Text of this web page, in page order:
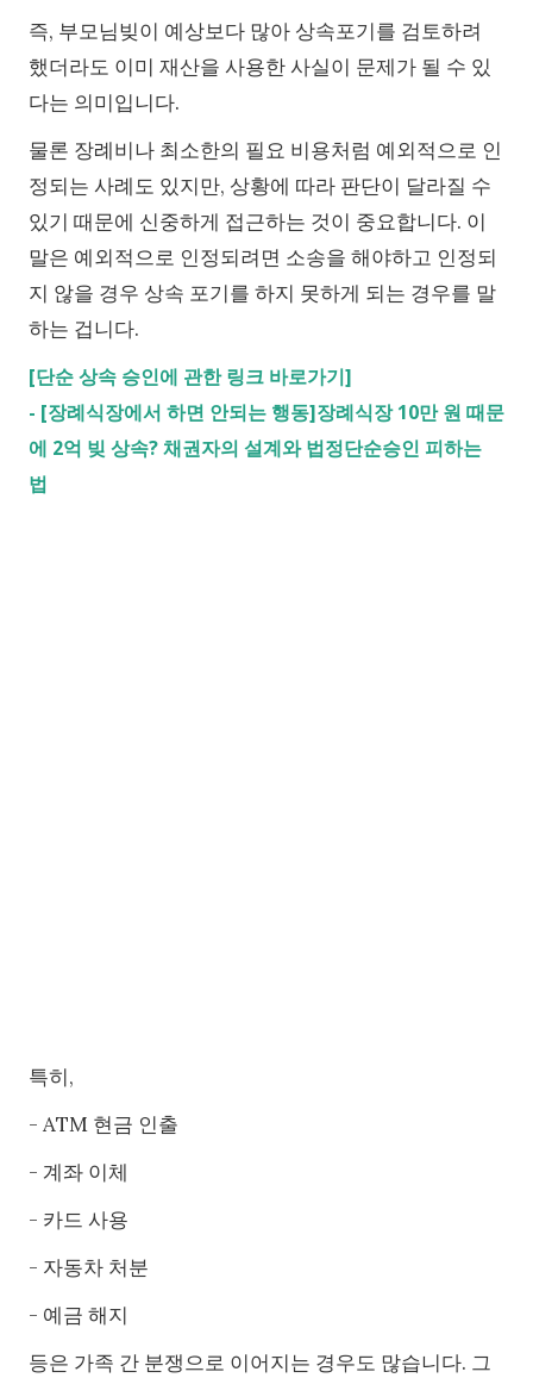
즉, 부모님빚이 예상보다 많아 상속포기를 검토하려
했더라도 이미 재산을 사용한 사실이 문제가 될 수 있
다는 의미입니다.
물론 장례비나 최소한의 필요 비용처럼 예외적으로 인
정되는 사례도 있지만, 상황에 따라 판단이 달라질 수
있기 때문에 신중하게 접근하는 것이 중요합니다. 이
말은 예외적으로 인정되려면 소송을 해야하고 인정되
지 않을 경우 상속 포기를 하지 못하게 되는 경우를 말
하는 겁니다.
[단순 상속 승인에 관한 링크 바로가기]
- [장례식장에서 하면 안되는 행동]장례식장 10만 원 때문
에 2억 빚 상속? 채권자의 설계와 법정단순승인 피하는
법
특히,
- ATM 현금 인출
- 계좌 이체
- 카드 사용
- 자동차 처분
- 예금 해지
등은 가족 간 분쟁으로 이어지는 경우도 많습니다. 그